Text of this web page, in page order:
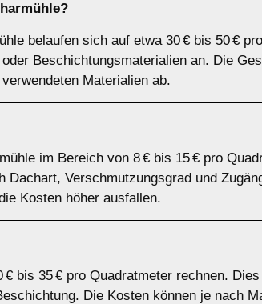
belaufen sich auf etwa 30 € bis 50 €
Beschichtungsmaterialien an. Die
Materialien ab.
im Bereich von 8 € bis 15 € pro
Verschmutzungsgrad und
Kosten höher ausfallen.
bis 35 € pro Quadratmeter rechnen.
Die Kosten können je nach